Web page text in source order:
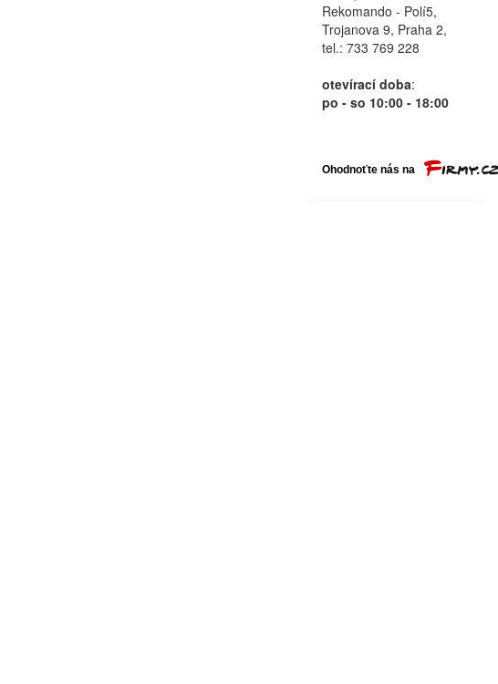
Rekomando - Polí5,
Trojanova 9, Praha 2,
tel.: 733 769 228
otevírací doba:
po - so 10:00 - 18:00